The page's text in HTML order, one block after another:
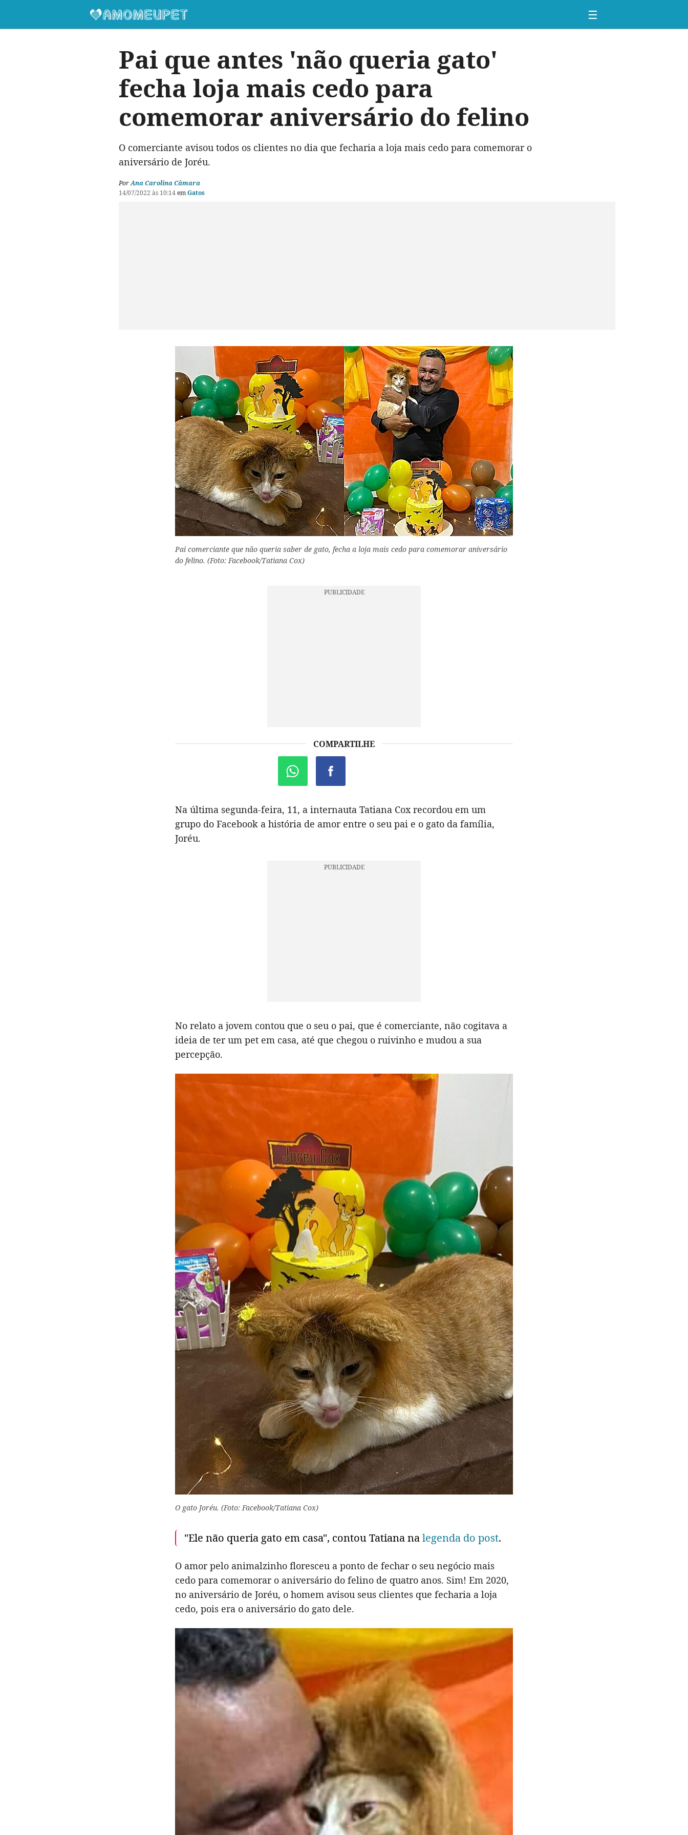
☰
Pai que antes 'não queria gato'
fecha loja mais cedo para
comemorar aniversário do felino
O comerciante avisou todos os clientes no dia que fecharia a loja mais cedo para comemorar o
aniversário de Joréu.
PorAna Carolina Câmara
14/07/2022 às 10:14emGatos
Pai comerciante que não queria saber de gato, fecha a loja mais cedo para comemorar aniversário
do felino. (Foto: Facebook/Tatiana Cox)
COMPARTILHE
Na última segunda-feira, 11, a internauta Tatiana Cox recordou em um
grupo do Facebook a história de amor entre o seu pai e o gato da família,
Joréu.
No relato a jovem contou que o seu o pai, que é comerciante, não cogitava a
ideia de ter um pet em casa, até que chegou o ruivinho e mudou a sua
percepção.
O gato Joréu. (Foto: Facebook/Tatiana Cox)
"Ele não queria gato em casa", contou Tatiana nalegenda do post.
O amor pelo animalzinho floresceu a ponto de fechar o seu negócio mais
cedo para comemorar o aniversário do felino de quatro anos. Sim! Em 2020,
no aniversário de Joréu, o homem avisou seus clientes que fecharia a loja
cedo, pois era o aniversário do gato dele.